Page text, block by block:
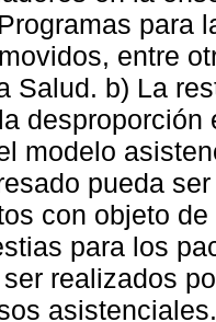
para
entre
Salud. b) La
modelo
pueda
con objeto
para los
realizados